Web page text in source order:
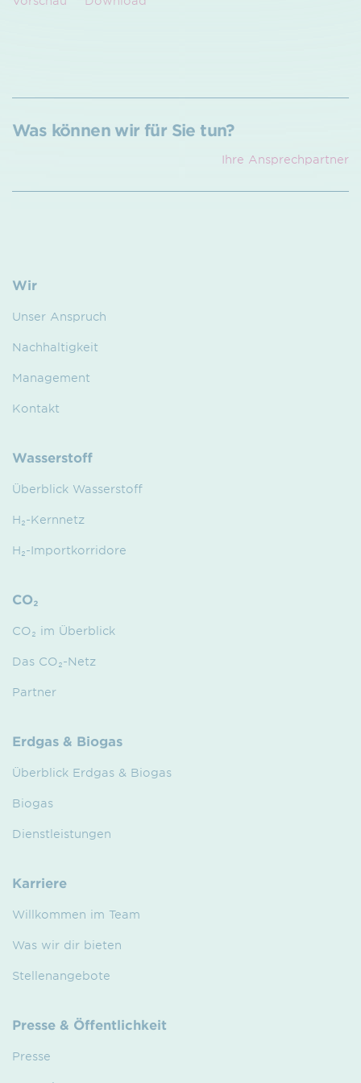
Was können wir für Sie tun?
Ihre Ansprech­partner
Wir
Unser Anspruch
Nachhaltigkeit
Management
Kontakt
Wasserstoff
Überblick Wasserstoff
H₂-Kernnetz
H₂-Importkorridore
CO₂
CO₂ im Überblick
Das CO₂-Netz
Partner
Erdgas & Biogas
Überblick Erdgas & Biogas
Biogas
Dienstleistungen
Karriere
Willkommen im Team
Was wir dir bieten
Stellenangebote
Presse & Öffentlichkeit
Presse